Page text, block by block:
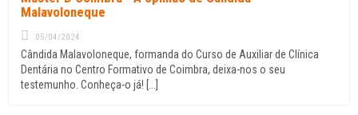
Malavoloneque
05/04/2024
Cândida Malavoloneque, formanda do Curso de Auxiliar de Clínica
Dentária no Centro Formativo de Coimbra, deixa-nos o seu